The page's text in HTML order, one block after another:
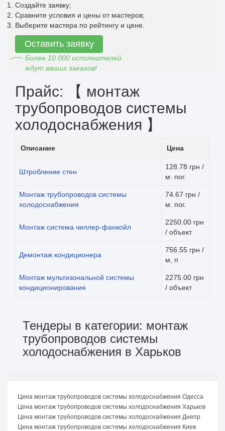
Создайте заявку;
Сравните условия и цены от мастеров;
Выберите мастера по рейтингу и цене.
Оставить заявку
Более 10 000 исполнителей
ждут ваших заказов!
Прайс: 【 монтаж
трубопроводов системы
холодоснабжения 】
Описание Цена
Штробление стен
128.78 грн /
м. пог.
Монтаж трубопроводов системы
холодоснабжения
74.67 грн /
м. пог.
Монтаж система чиллер-фанкойл
2250.00 грн
/ объект
Демонтаж кондиционера
756.55 грн /
м, п
Монтаж мультизональной системы
кондиционирования
2275.00 грн
/ объект
Тендеры в категории: монтаж
трубопроводов системы
холодоснабжения в Харьков
Цена монтаж трубопроводов системы холодоснабжения Одесса
Цена монтаж трубопроводов системы холодоснабжения Харьков
Цена монтаж трубопроводов системы холодоснабжения Днепр
Цена монтаж трубопроводов системы холодоснабжения Киев